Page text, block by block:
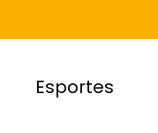
Esportes